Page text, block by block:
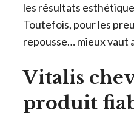
les résultats
Toutefois, pour les
repousse… mieux vaut
Vitalis
produit